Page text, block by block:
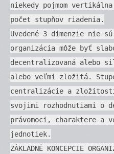
niekedy pojmom
počet stupňov riadenia.
Uvedené 3 dimenzie nie
organizácia môže byť
decentralizovaná alebo
alebo veľmi zložitá.
centralizácie a zložitosti
svojimi rozhodnutiami o
právomoci, charaktere a
jednotiek.
ZÁKLADNÉ KONCEPCIE